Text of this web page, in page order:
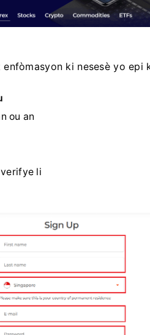
ki nesesè yo epi
ou an
li